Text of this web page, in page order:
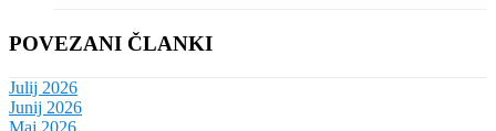
POVEZANI ČLANKI
Julij 2026
Junij 2026
Maj 2026